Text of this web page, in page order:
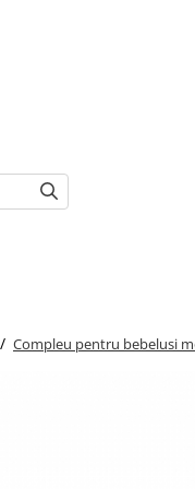
Compleu pentru bebelusi